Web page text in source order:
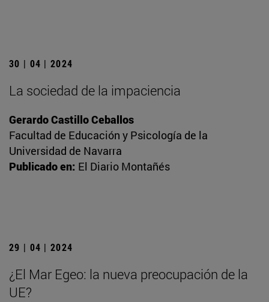
30 | 04 | 2024
La sociedad de la impaciencia
Gerardo Castillo Ceballos
Facultad de Educación y Psicología de la
Universidad de Navarra
Publicado en: El Diario Montañés
29 | 04 | 2024
¿El Mar Egeo: la nueva preocupación de la
UE?